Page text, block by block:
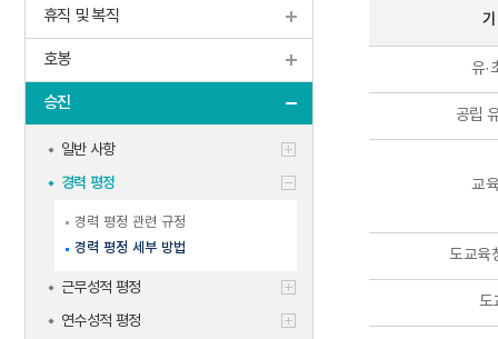
신규교사
휴직 및 복직
호봉
승진
일반 사항
경력 평정
경력 평정 관련 규정
경력 평정 세부 방법
근무성적 평정
연수성적 평정
유·
공립
교
도교육
도